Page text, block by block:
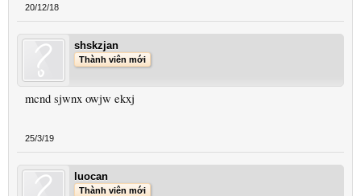
20/12/18
shskzjan
Thành viên mới
mcnd sjwnx owjw ekxj
25/3/19
luocan
Thành viên mới